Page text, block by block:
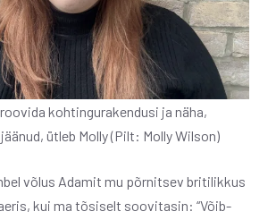
kohtingurakendusi ja näha,
ütleb Molly (Pilt: Molly Wilson)
võlus Adamit mu põrnitsev britilikkus
kui ma tõsiselt soovitasin: “Võib-